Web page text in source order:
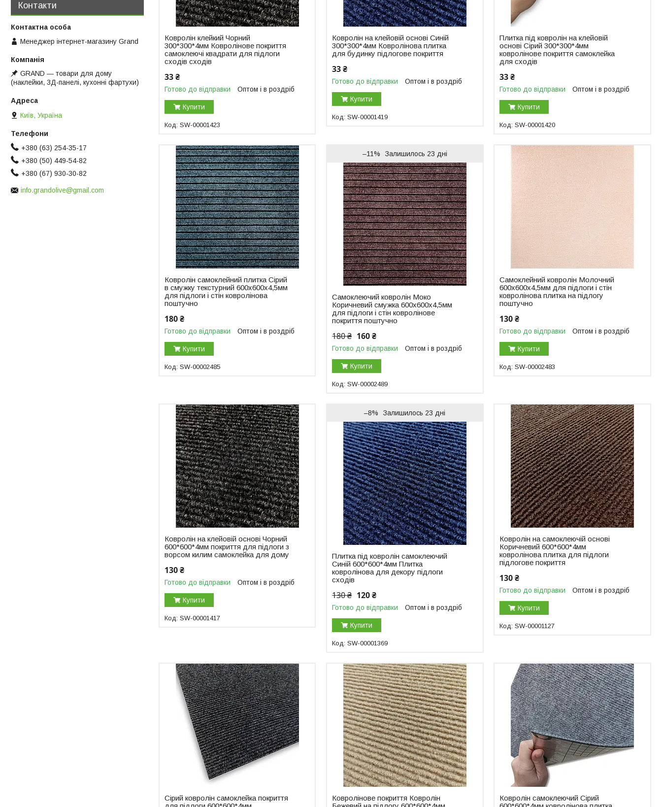
Ковролін клейкий Чорний
300*300*4мм Ковролінове покриття
самоклеючі квадрати для підлоги
сходів сходів
33 ₴
Готово до відправки Оптом і в роздріб
Купити
SW-00001423
Ковролін на клейовій основі Синій
300*300*4мм Ковролінова плитка
для будинку підлогове покриття
33 ₴
Готово до відправки Оптом і в роздріб
Купити
SW-00001419
Плитка під ковролін на клейовій
основі Сірий 300*300*4мм
ковролінове покриття самоклейка
для сходів
33 ₴
Готово до відправки Оптом і в роздріб
Купити
SW-00001420
Ковролін самоклейний плитка Сірий
в смужку текстурний 600х600х4,5мм
для підлоги і стін ковролінова
поштучно
180 ₴
Готово до відправки Оптом і в роздріб
Купити
SW-00002485
–11% Залишилось 23 дні
Самоклеючий ковролін Моко
Коричневий смужка 600х600х4,5мм
для підлоги і стін ковролінове
покриття поштучно
180 ₴ 160 ₴
Готово до відправки Оптом і в роздріб
Купити
SW-00002489
Самоклейний ковролін Молочний
600х600х4,5мм для підлоги і стін
ковролінова плитка на підлогу
поштучно
130 ₴
Готово до відправки Оптом і в роздріб
Купити
SW-00002483
Ковролін на клейовій основі Чорний
600*600*4мм покриття для підлоги з
ворсом килим самоклейка для дому
130 ₴
Готово до відправки Оптом і в роздріб
Купити
SW-00001417
–8% Залишилось 23 дні
Плитка під ковролін самоклеючий
Синій 600*600*4мм Плитка
ковролінова для декору підлоги
сходів
130 ₴ 120 ₴
Готово до відправки Оптом і в роздріб
Купити
SW-00001369
Ковролін на самоклеючій основі
Коричневий 600*600*4мм
ковролінова плитка для підлоги
підлогове покриття
130 ₴
Готово до відправки Оптом і в роздріб
Купити
SW-00001127
Сірий ковролін самоклейка покриття
Ковролінове покриття Ковролін
Ковролін самоклеючий Сірий
Контакти
Менеджер інтернет-магазину Grand
GRAND ― товари для дому
(наклейки, 3Д-панелі, кухонні фартухи)
Київ, Україна
+380 (63) 254-35-17
+380 (50) 449-54-82
+380 (67) 930-30-82
info.grandolive@gmail.com